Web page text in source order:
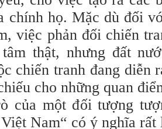
chính họ. Mặc dù đối
việc phản đối chiến
thật, nhưng đất
chiến tranh đang diễn
cho những quan
của một đối tượng
Nam“ có ý nghĩa